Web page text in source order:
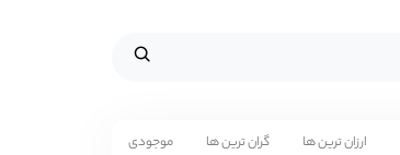
ارزان ترین ها گران ترین ها موجودی